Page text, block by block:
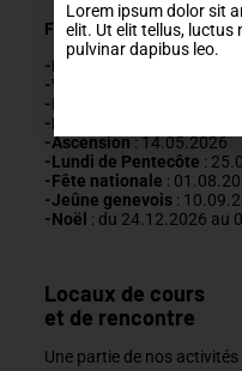
Fermetures annuelles :
-Nouvel An
-Vendredi saint :
-Lundi de Pâques
-Fête du travail
-Ascension:14.05.2026
-Lundi de Pentecôte :
-Fête nationale :
-Jeûne genevois:
-Noël : du 24.12.2026 au
Locaux de cours
et de rencontre
Une partie de nos activités
Lorem ipsum dolor sit
elit. Ut elit tellus, luctus
pulvinar dapibus leo.